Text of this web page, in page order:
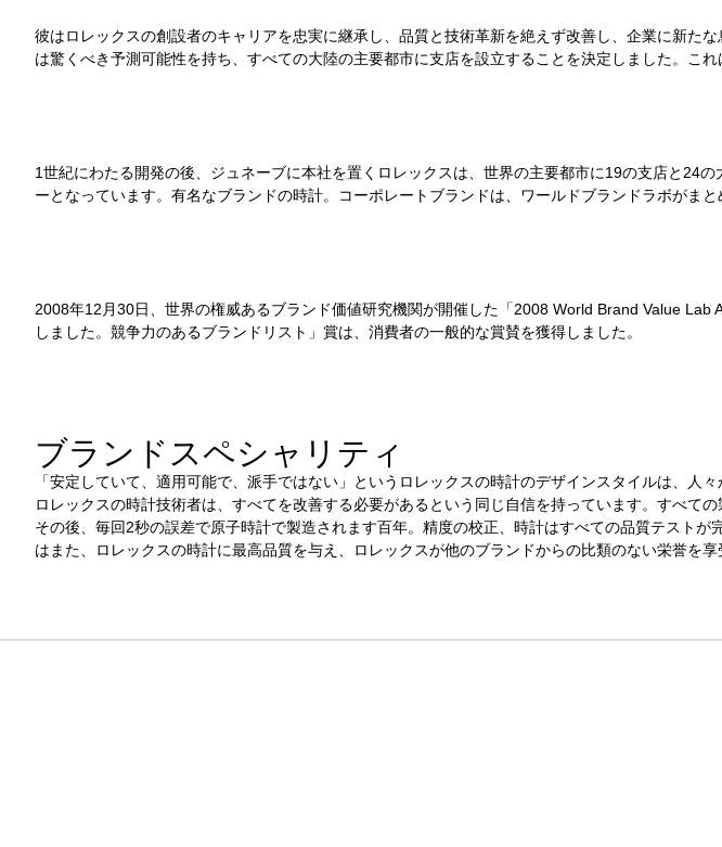
彼はロレックスの創設者のキャリアを忠実に継承し、品質と技術革新を絶えず改善し、企業に新た
は驚くべき予測可能性を持ち、すべての大陸の主要都市に支店を設立することを決定しました。これ
1世紀にわたる開発の後、ジュネーブに本社を置くロレックスは、世界の主要都市に19の支店と24
ーとなっています。有名なブランドの時計。コーポレートブランドは、ワールドブランドラボがま
2008年12月30日、世界の権威あるブランド価値研究機関が開催した「2008 World Brand Value
しました。競争力のあるブランドリスト」賞は、消費者の一般的な賞賛を獲得しました。
ブランドスペシャリティ
「安定していて、適用可能で、派手ではない」というロレックスの時計のデザインスタイルは、
ロレックスの時計技術者は、すべてを改善する必要があるという同じ自信を持っています。すべて
その後、毎回2秒の誤差で原子時計で製造されます百年。精度の校正、時計はすべての品質テスト
はまた、ロレックスの時計に最高品質を与え、ロレックスが他のブランドからの比類のない栄誉を享